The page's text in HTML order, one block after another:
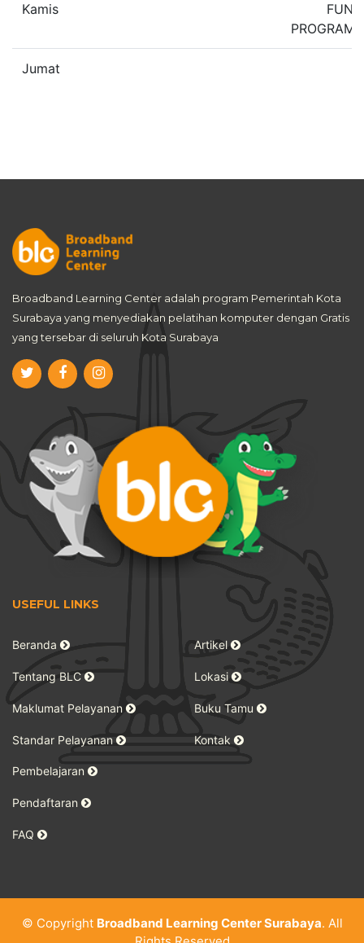
Kamis
FUN
Jumat
Broadband Learning Center adalah program Pemerintah Kota
Surabaya yang menyediakan pelatihan komputer dengan Gratis
yang tersebar di seluruh Kota Surabaya
USEFUL LINKS
Beranda
Tentang BLC
Maklumat Pelayanan
Standar Pelayanan
Pembelajaran
Pendaftaran
FAQ
Artikel
Lokasi
Buku Tamu
Kontak
© Copyright Broadband Learning Center Surabaya. All